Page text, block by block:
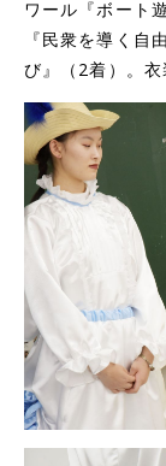
ワール『ボート
『民衆を導く自
び』（2着）。